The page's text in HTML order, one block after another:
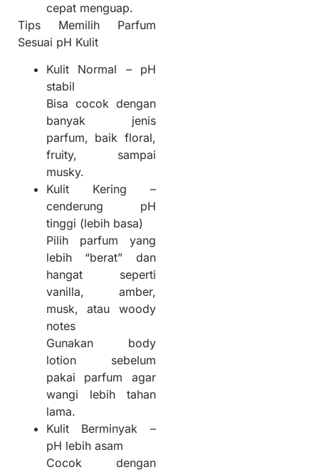
cepat menguap.
Tips Memilih Parfum
Sesuai pH Kulit
Kulit Normal – pH
stabil
Bisa cocok dengan
banyak jenis
parfum, baik floral,
fruity, sampai
musky.
Kulit Kering –
cenderung pH
tinggi (lebih basa)
Pilih parfum yang
lebih “berat” dan
hangat seperti
vanilla, amber,
musk, atau woody
notes
Gunakan body
lotion sebelum
pakai parfum agar
wangi lebih tahan
lama.
Kulit Berminyak –
pH lebih asam
Cocok dengan